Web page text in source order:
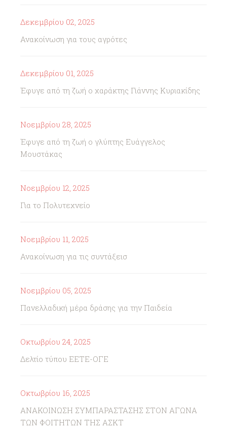
Δεκεμβρίου 02, 2025
Ανακοίνωση για τους αγρότες
Δεκεμβρίου 01, 2025
Έφυγε από τη ζωή ο χαράκτης Γιάννης Κυριακίδης
Νοεμβρίου 28, 2025
Έφυγε από τη ζωή ο γλύπτης Ευάγγελος
Μουστάκας
Νοεμβρίου 12, 2025
Για το Πολυτεχνείο
Νοεμβρίου 11, 2025
Ανακοίνωση για τις συντάξεισ
Νοεμβρίου 05, 2025
Πανελλαδική μέρα δράσης για την Παιδεία
Οκτωβρίου 24, 2025
Δελτίο τύπου ΕΕΤΕ-ΟΓΕ
Οκτωβρίου 16, 2025
ΑΝΑΚΟΙΝΩΣΗ ΣΥΜΠΑΡΑΣΤΑΣΗΣ ΣΤΟΝ ΑΓΩΝΑ
ΤΩΝ ΦΟΙΤΗΤΩΝ ΤΗΣ ΑΣΚΤ